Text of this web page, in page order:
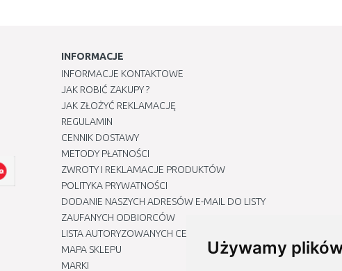
Używamy
INFORMACJE
INFORMACJE KONTAKTOWE
JAK ROBIĆ ZAKUPY ?
JAK ZŁOŻYĆ REKLAMACJĘ
REGULAMIN
CENNIK DOSTAWY
METODY PŁATNOŚCI
ZWROTY I REKLAMACJE PRODUKTÓW
POLITYKA PRYWATNOŚCI
DODANIE NASZYCH ADRESÓW E-MAIL DO LISTY
ZAUFANYCH ODBIORCÓW
LISTA AUTORYZOWANYCH CENTRÓW SERWISOWYCH
MAPA SKLEPU
MARKI